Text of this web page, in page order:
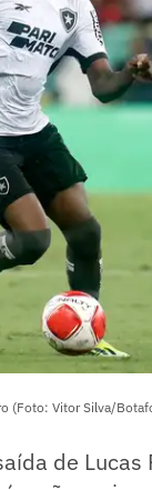
(Foto: Vitor Silva/
de Lucas